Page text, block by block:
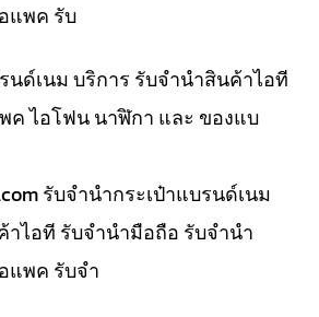
แพค รับ
นด์เนม บริการ รับจำนำสินค้าไอที
ค ไอโฟน นาฬิกา และ ของแบ
รับจำนำกระเป๋าแบรนด์เนม
ไอที รับจำนำมือถือ รับจำนำ
แพค รับจำ